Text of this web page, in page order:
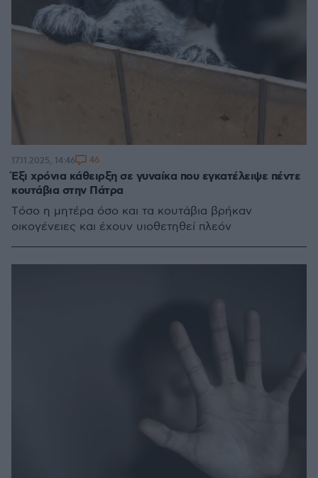
Έξι χρόνια κάθειρξη σε γυναίκα που εγκατέλειψε πέντε
κουτάβια στην Πάτρα
Tόσο η μητέρα όσο και τα κουτάβια βρήκαν
οικογένειες και έχουν υιοθετηθεί πλεόν
17.11.2025, 14:46 46